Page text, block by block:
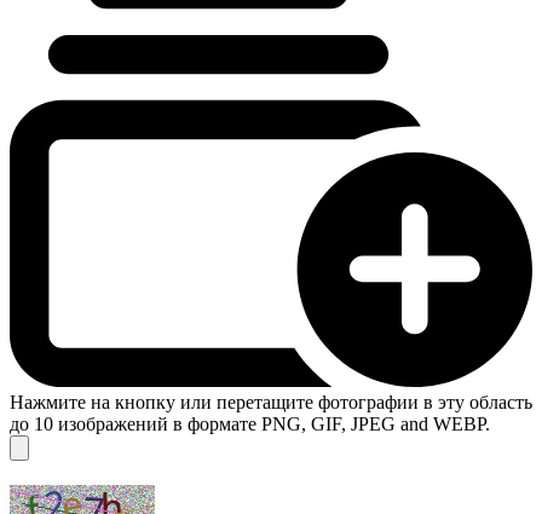
Нажмите на кнопку или перетащите фотографии в эту область
до 10 изображений в формате PNG, GIF, JPEG and WEBP.